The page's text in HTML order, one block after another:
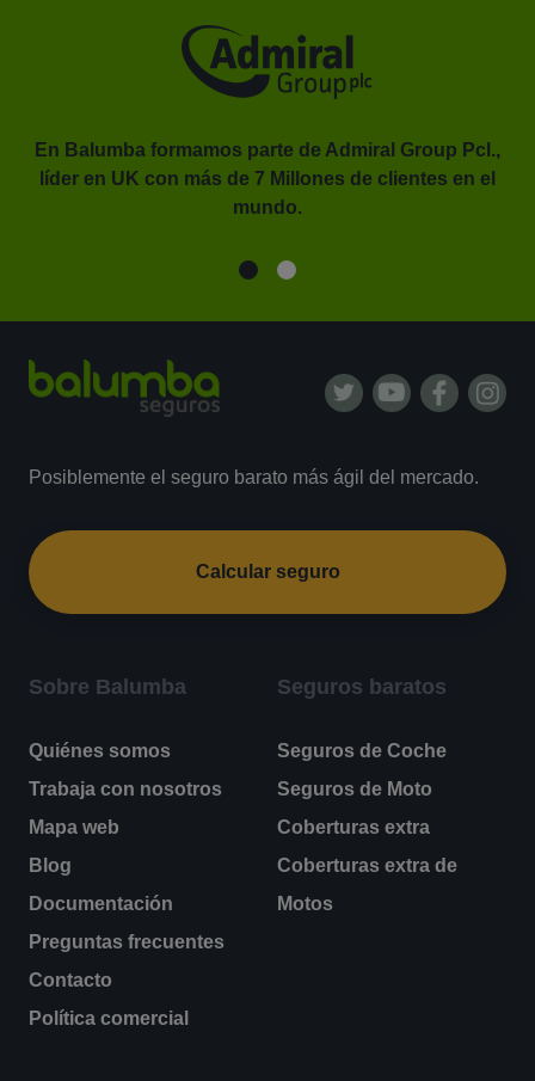
En Balumba formamos parte de Admiral Group Pcl.,
líder en UK con más de 7 Millones de clientes en el
mundo.
Posiblemente el seguro barato más ágil del mercado.
Calcular seguro
Sobre Balumba
Quiénes somos
Trabaja con nosotros
Mapa web
Blog
Documentación
Preguntas frecuentes
Contacto
Política comercial
Seguros baratos
Seguros de Coche
Seguros de Moto
Coberturas extra
Coberturas extra de
Motos